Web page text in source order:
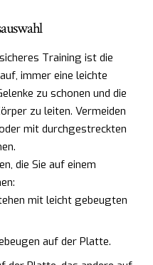
Training ist die
immer eine leichte
zu schonen und die
zu leiten. Vermeiden
mit durchgestreckten
die Sie auf einem
mit leicht gebeugten
auf der Platte.